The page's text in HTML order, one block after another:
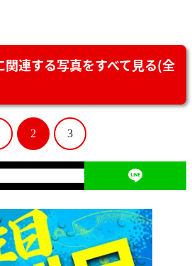
関連する写真をすべて見る(全
2 3